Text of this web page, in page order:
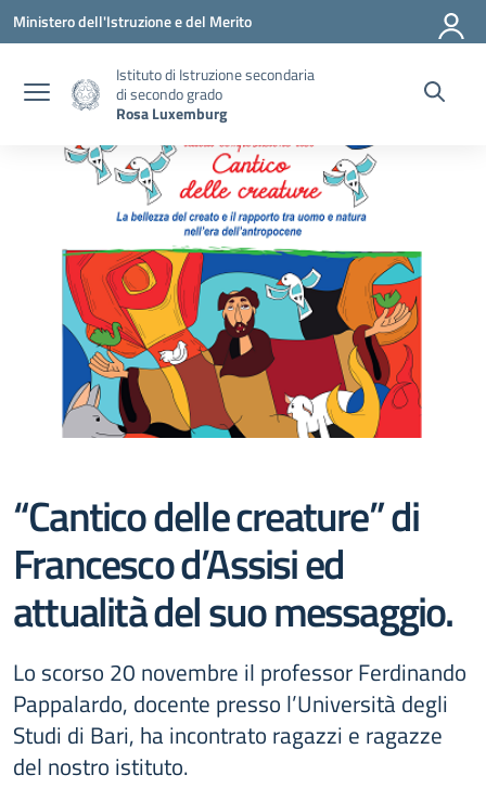
Vai ai contenuti
Vai al menu di navigazione
Vai al footer
Ministero dell'Istruzione e del Merito
Istituto di Istruzione secondaria
di secondo grado
Rosa Luxemburg
“Cantico delle creature” di
Francesco d’Assisi ed
attualità del suo messaggio.
Lo scorso 20 novembre il professor Ferdinando
Pappalardo, docente presso l’Università degli
Studi di Bari, ha incontrato ragazzi e ragazze
del nostro istituto.